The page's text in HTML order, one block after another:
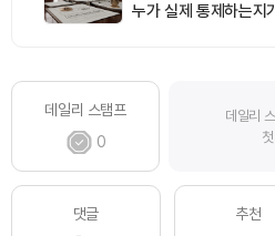
누가 실제 통제하는지
데일리 스탬프
0
데일리
댓글
추천